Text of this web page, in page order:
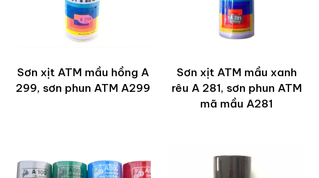
Sơn xịt ATM mầu hồng A
299, sơn phun ATM A299
Sơn xịt ATM mầu xanh
rêu A 281, sơn phun ATM
mã mầu A281